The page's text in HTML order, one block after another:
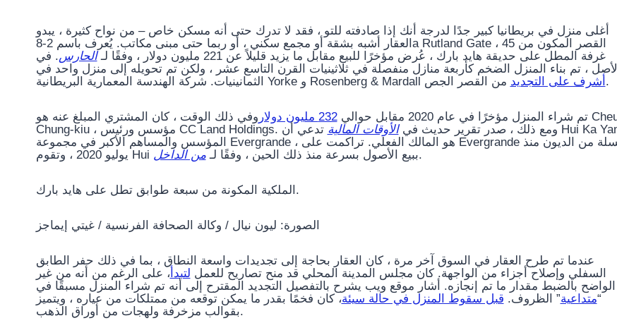
أغلى منزل في بريطانيا كبير جدًا لدرجة أنك إذا صادفته للتو ، فقد لا تدرك حتى أنه مسكن خاص – من نواح كثيرة ، يبدو
العقار أشبه بشقة أو مجمع سكني ، أو ربما حتى مبنى مكاتب. يُعرف باسم 2-8a Rutland Gate ، القصر المكون من 45
غرفة المطل على حديقة هايد بارك ، عُرض مؤخرًا للبيع مقابل ما يزيد قليلاً عن 221 مليون دولار ، وفقًا لـ
الحارس. في
الأصل ، تم بناء المنزل الضخم كأربعة منازل منفصلة في ثلاثينيات القرن التاسع عشر ، ولكن تم تحويله إلى منزل واحد في
الثمانينيات. شركة الهندسة المعمارية البريطانية Yorke و Rosenberg & Mardall
أشرف على التجديد من القصر الجص.
تم شراء المنزل مؤخرًا في عام 2020 مقابل حوالي 232 مليون دولار
وفي ذلك الوقت ، كان المشتري المبلغ عنه هو Cheung
Chung-kiu ، مؤسس ورئيس CC Land Holdings. ومع ذلك ، صدر تقرير حديث فيالأوقات المالية تدعي أن Hui Ka Yan ،
المؤسس والمساهم الأكبر في مجموعة Evergrande ، هو المالك الفعلي. تراكمت على Evergrande سلسلة من الديون منذ
يوليو 2020 ، وتقوم Hui ببيع الأصول بسرعة منذ ذلك الحين ، وفقًا لـمن الداخل .
الملكية المكونة من سبعة طوابق تطل على هايد بارك.
الصورة: ليون نيال / وكالة الصحافة الفرنسية / غيتي إيماجز
عندما تم طرح العقار في السوق آخر مرة ، كان العقار بحاجة إلى تجديدات واسعة النطاق ، بما في ذلك حفر الطابق
السفلي وإصلاح أجزاء من الواجهة. كان مجلس المدينة المحلي قد منح تصاريح للعمل لتبدأ ، على الرغم من أنه من غير
الواضح بالضبط مقدار ما تم إنجازه. أشار موقع ويب يشرح بالتفصيل التجديد المقترح إلى أنه تم شراء المنزل مسبقًا في
“متداعية” الظروف. قبل سقوط المنزل في حالة سيئة، كان فخمًا بقدر ما يمكن توقعه من ممتلكات من عياره ، ويتميز
بقوالب مزخرفة ولهجات من أوراق الذهب.